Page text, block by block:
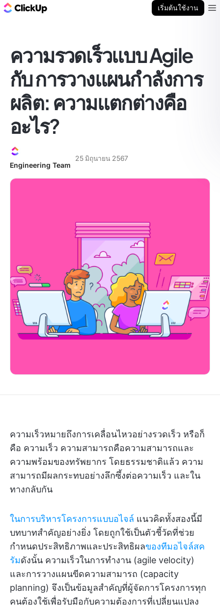
เริ่มต้นใช้งาน
ความรวดเร็วแบบ Agile
กับ การวางแผนกำลังการ
ผลิต: ความแตกต่างคือ
อะไร?
Engineering Team
25 มิถุนายน 2567
ความเร็วหมายถึงการเคลื่อนไหวอย่างรวดเร็ว หรือก็
คือ ความเร็ว ความสามารถคือความสามารถและ
ความพร้อมของทรัพยากร โดยธรรมชาติแล้ว ความ
สามารถมีผลกระทบอย่างลึกซึ้งต่อความเร็ว และใน
ทางกลับกัน
ในการบริหารโครงการแบบอไจล์ แนวคิดทั้งสองนี้มี
บทบาทสำคัญอย่างยิ่ง โดยถูกใช้เป็นตัวชี้วัดที่ช่วย
กำหนดประสิทธิภาพและประสิทธิผลของทีมอไจล์สค
รัมดังนั้น ความเร็วในการทำงาน (agile velocity)
และการวางแผนขีดความสามารถ (capacity
planning) จึงเป็นข้อมูลสำคัญที่ผู้จัดการโครงการทุก
คนต้องใช้เพื่อรับมือกับความต้องการที่เปลี่ยนแปลง